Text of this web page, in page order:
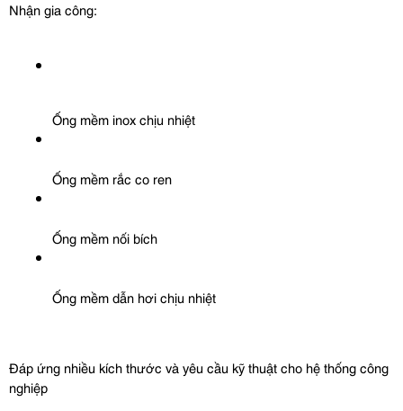
Nhận gia công:
Ống mềm inox chịu nhiệt
Ống mềm rắc co ren
Ống mềm nối bích
Ống mềm dẫn hơi chịu nhiệt
Đáp ứng nhiều kích thước và yêu cầu kỹ thuật cho hệ thống công
nghiệp